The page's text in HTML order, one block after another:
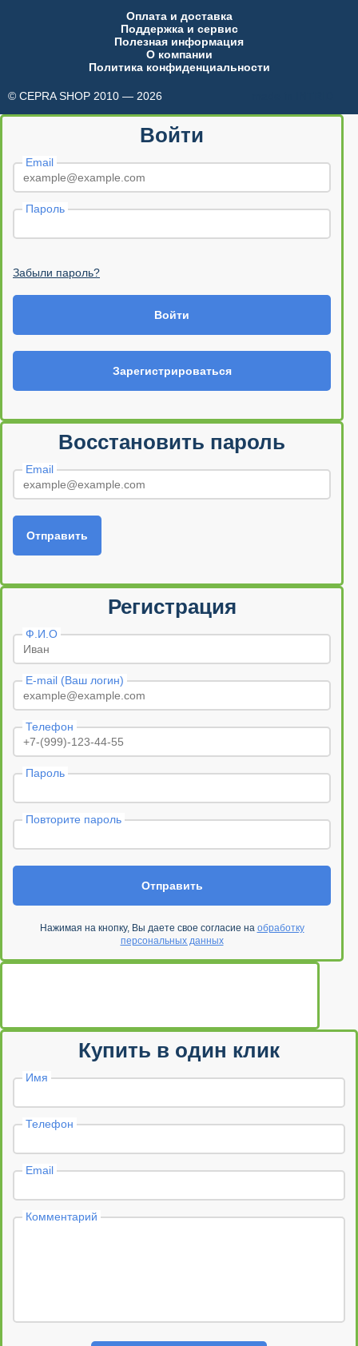
Оплата и доставка
Поддержка и сервис
Полезная информация
О компании
Политика конфиденциальности
© CEPRA SHOP 2010 — 2026
Войти
Email
Пароль
Забыли пароль?
Войти
Зарегистрироваться
Восстановить пароль
Email
Отправить
Регистрация
Ф.И.О
E-mail (Ваш логин)
Телефон
Пароль
Повторите пароль
Отправить
Нажимая на кнопку, Вы даете свое согласие на обработку
персональных данных
Купить в один клик
Имя
Телефон
Email
Комментарий